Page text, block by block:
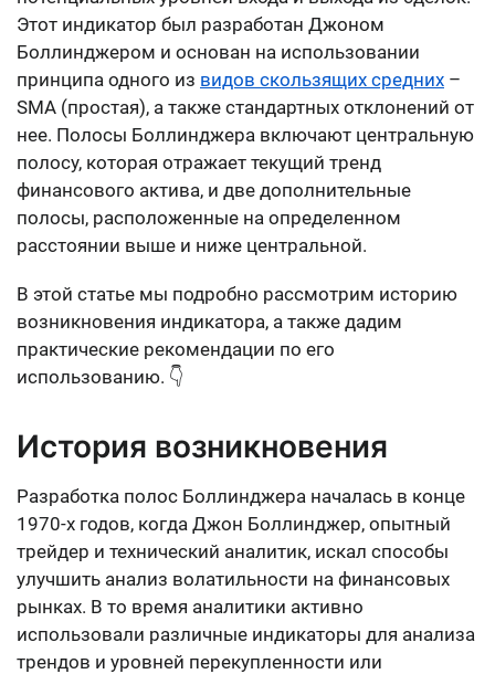
Этот индикатор был разработан Джоном
Боллинджером и основан на использовании
принципа одного из видов скользящих средних –
SMA (простая), а также стандартных отклонений от
нее. Полосы Боллинджера включают центральную
полосу, которая отражает текущий тренд
финансового актива, и две дополнительные
полосы, расположенные на определенном
расстоянии выше и ниже центральной.
В этой статье мы подробно рассмотрим историю
возникновения индикатора, а также дадим
практические рекомендации по его
использованию. 👇
История возникновения
Разработка полос Боллинджера началась в конце
1970-х годов, когда Джон Боллинджер, опытный
трейдер и технический аналитик, искал способы
улучшить анализ волатильности на финансовых
рынках. В то время аналитики активно
использовали различные индикаторы для анализа
трендов и уровней перекупленности или